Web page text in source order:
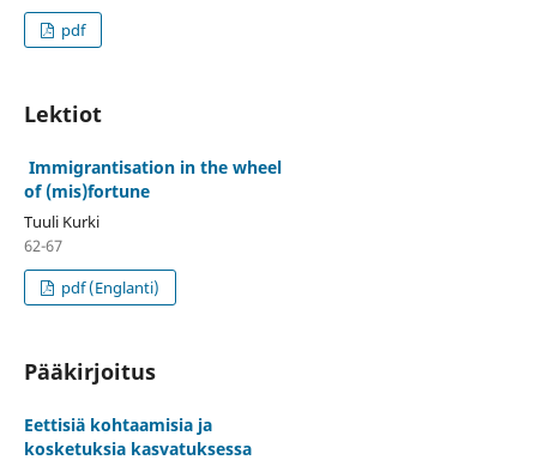
pdf
Lektiot
Immigrantisation in the wheel
of (mis)fortune
Tuuli Kurki
62-67
pdf (Englanti)
Pääkirjoitus
Eettisiä kohtaamisia ja
kosketuksia kasvatuksessa